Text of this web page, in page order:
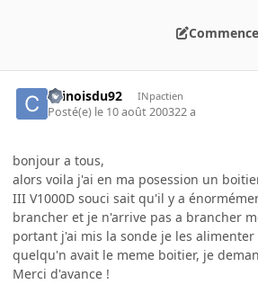
chinoisdu92 INpactien
Posté(e) le 10 août 200322 a
bonjour a tous,
alors voila j'ai en ma posession un
III V1000D souci sait qu'il y a
brancher et je n'arrive pas a brancher
portant j'ai mis la sonde je les
quelqu'n avait le meme boitier, je
Merci d'avance !